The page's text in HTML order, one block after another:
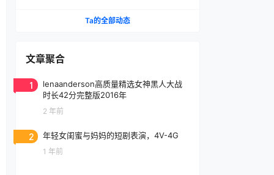
Ta的全部动态
文章聚合
1
lenaanderson高质量精选女神黑人大战
时长42分完整版2016年
2 年前
2 年轻女闺蜜与妈妈的短剧表演，4V-4G
1 年前